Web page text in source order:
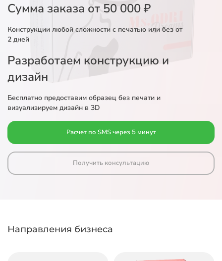
Сумма заказа от 50 000 ₽
Конструкции любой сложности с печатью или без от
2 дней
Разработаем конструкцию и
дизайн
Бесплатно предоставим образец без печати и
визуализируем дизайн в 3D
Расчет по SMS через 5 минут
Получить консультацию
Направления бизнеса